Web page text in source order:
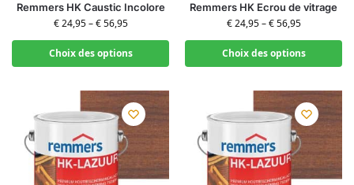
Remmers HK Caustic Incolore
€24,95–€56,95
Choix des options
Remmers HK Ecrou de vitrage
€24,95–€56,95
Choix des options